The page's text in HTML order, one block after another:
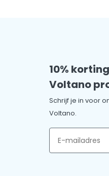
10%
Voltano
Schrijf je in voor
Voltano.
Email